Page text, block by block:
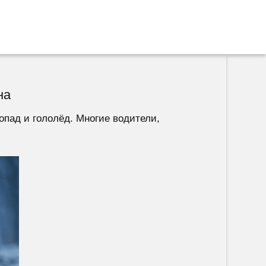
и гололёд. Многие водители,